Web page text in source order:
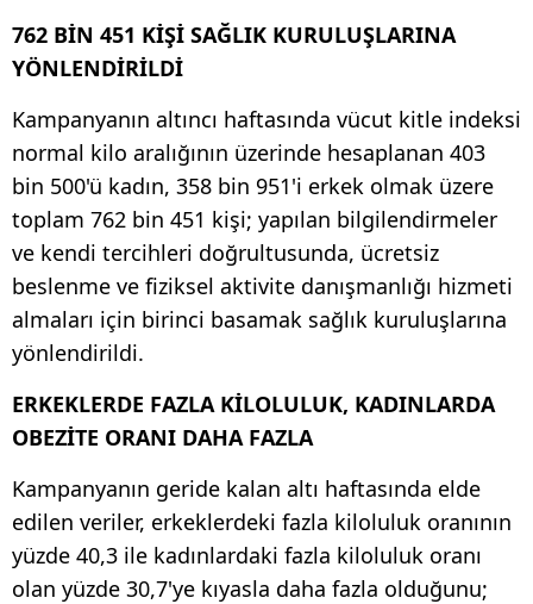
762 BİN 451 KİŞİ SAĞLIK KURULUŞLARINA
YÖNLENDİRİLDİ
Kampanyanın altıncı haftasında vücut kitle indeksi
normal kilo aralığının üzerinde hesaplanan 403
bin 500'ü kadın, 358 bin 951'i erkek olmak üzere
toplam 762 bin 451 kişi; yapılan bilgilendirmeler
ve kendi tercihleri doğrultusunda, ücretsiz
beslenme ve fiziksel aktivite danışmanlığı hizmeti
almaları için birinci basamak sağlık kuruluşlarına
yönlendirildi.
ERKEKLERDE FAZLA KİLOLULUK, KADINLARDA
OBEZİTE ORANI DAHA FAZLA
Kampanyanın geride kalan altı haftasında elde
edilen veriler, erkeklerdeki fazla kiloluluk oranının
yüzde 40,3 ile kadınlardaki fazla kiloluluk oranı
olan yüzde 30,7'ye kıyasla daha fazla olduğunu;